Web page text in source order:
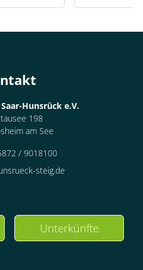
Hunsrück e.V.
198
am See
/ 9018100
steig.de
Unterkünfte